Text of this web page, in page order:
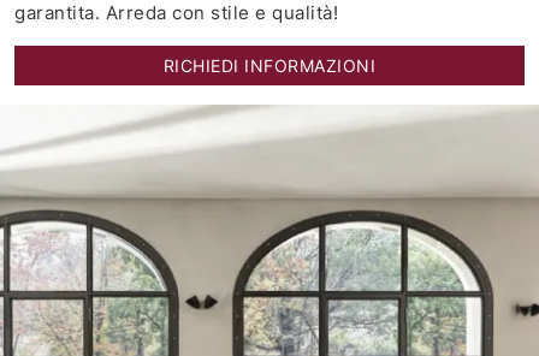
garantita. Arreda con stile e qualità!
RICHIEDI INFORMAZIONI